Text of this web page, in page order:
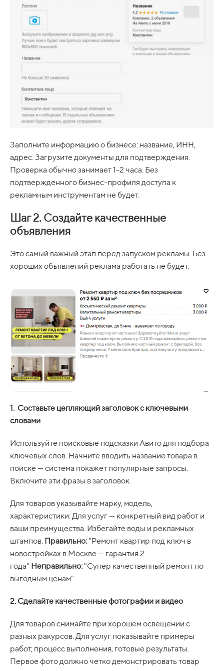
Заполните информацию о бизнесе: название, ИНН,
адрес. Загрузите документы для подтверждения.
Проверка обычно занимает 1-2 часа. Без
подтвержденного бизнес-профиля доступа к
рекламным инструментам не будет.
Шаг 2. Создайте качественные
объявления
Это самый важный этап перед запуском рекламы. Без
хороших объявлений реклама работать не будет.
1. Составьте цепляющий заголовок с ключевыми
словами
Используйте поисковые подсказки Авито для подбора
ключевых слов. Начните вводить название товара в
поиске — система покажет популярные запросы.
Включите эти фразы в заголовок.
Для товаров указывайте марку, модель,
характеристики. Для услуг — конкретный вид работ и
ваши преимущества. Избегайте воды и рекламных
штампов. Правильно: "Ремонт квартир под ключ в
новостройках в Москве — гарантия 2
года" Неправильно: "Супер качественный ремонт по
выгодным ценам"
2. Сделайте качественные фотографии и видео
Для товаров снимайте при хорошем освещении с
разных ракурсов. Для услуг показывайте примеры
работ, процесс выполнения, готовые результаты.
Первое фото должно четко демонстрировать товар